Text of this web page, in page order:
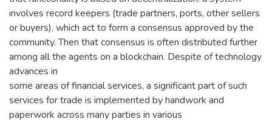
involves record keepers (trade partners, ports, other sellers
or buyers), which act to form a consensus approved by the
community. Then that consensus is often distributed further
among all the agents on a blockchain. Despite of technology
advances in
some areas of financial services, a significant part of such
services for trade is implemented by handwork and
paperwork across many parties in various